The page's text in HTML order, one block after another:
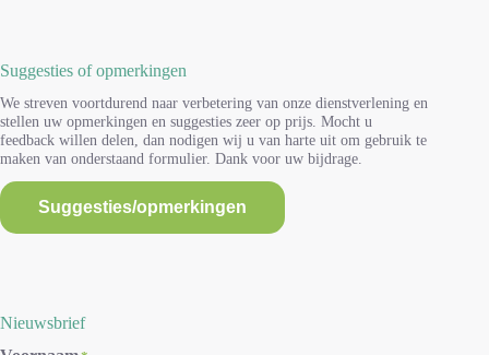
Suggesties of opmerkingen
We streven voortdurend naar verbetering van onze dienstverlening en
stellen uw opmerkingen en suggesties zeer op prijs. Mocht u
feedback willen delen, dan nodigen wij u van harte uit om gebruik te
maken van onderstaand formulier. Dank voor uw bijdrage.
Suggesties/opmerkingen
Nieuwsbrief